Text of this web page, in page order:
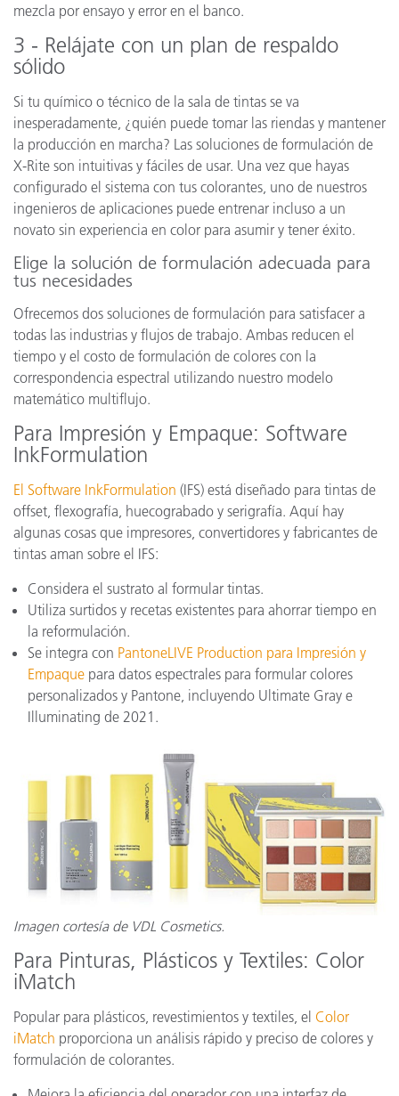
mezcla por ensayo y error en el banco.
3 - Relájate con un plan de respaldo
sólido
Si tu químico o técnico de la sala de tintas se va
inesperadamente, ¿quién puede tomar las riendas y mantener
la producción en marcha? Las soluciones de formulación de
X-Rite son intuitivas y fáciles de usar. Una vez que hayas
configurado el sistema con tus colorantes, uno de nuestros
ingenieros de aplicaciones puede entrenar incluso a un
novato sin experiencia en color para asumir y tener éxito.
Elige la solución de formulación adecuada para
tus necesidades
Ofrecemos dos soluciones de formulación para satisfacer a
todas las industrias y flujos de trabajo. Ambas reducen el
tiempo y el costo de formulación de colores con la
correspondencia espectral utilizando nuestro modelo
matemático multiflujo.
Para Impresión y Empaque: Software
InkFormulation
El Software InkFormulation (IFS) está diseñado para tintas de
offset, flexografía, huecograbado y serigrafía. Aquí hay
algunas cosas que impresores, convertidores y fabricantes de
tintas aman sobre el IFS:
Considera el sustrato al formular tintas.
Utiliza surtidos y recetas existentes para ahorrar tiempo en
la reformulación.
Se integra con PantoneLIVE Production para Impresión y
Empaque para datos espectrales para formular colores
personalizados y Pantone, incluyendo Ultimate Gray e
Illuminating de 2021.
Imagen cortesía de VDL Cosmetics.
Para Pinturas, Plásticos y Textiles: Color
iMatch
Popular para plásticos, revestimientos y textiles, el Color
iMatch proporciona un análisis rápido y preciso de colores y
formulación de colorantes.